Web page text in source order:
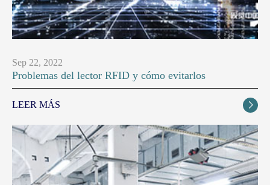
Sep 22, 2022
Problemas del lector RFID y cómo evitarlos
LEER MÁS 